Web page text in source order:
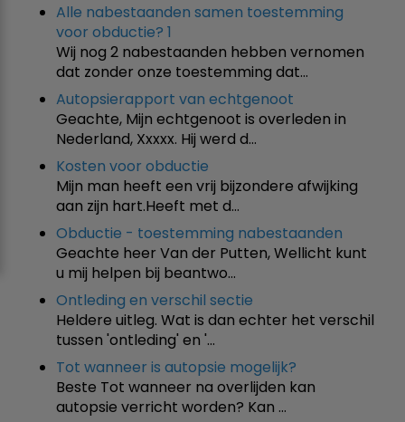
Alle nabestaanden samen toestemming
voor obductie? 1
Wij nog 2 nabestaanden hebben vernomen
dat zonder onze toestemming dat…
Autopsierapport van echtgenoot
Geachte, Mijn echtgenoot is overleden in
Nederland, Xxxxx. Hij werd d…
Kosten voor obductie
Mijn man heeft een vrij bijzondere afwijking
aan zijn hart.Heeft met d…
Obductie - toestemming nabestaanden
Geachte heer Van der Putten, Wellicht kunt
u mij helpen bij beantwo…
Ontleding en verschil sectie
Heldere uitleg. Wat is dan echter het verschil
tussen 'ontleding' en '…
Tot wanneer is autopsie mogelijk?
Beste Tot wanneer na overlijden kan
autopsie verricht worden? Kan …